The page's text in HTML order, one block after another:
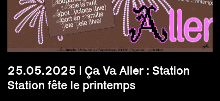
25.05.2025 | Ça Va Aller : Station
Station fête le printemps